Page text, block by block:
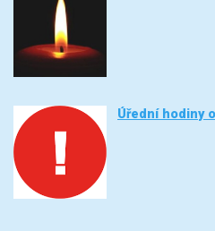
Úřední hodiny